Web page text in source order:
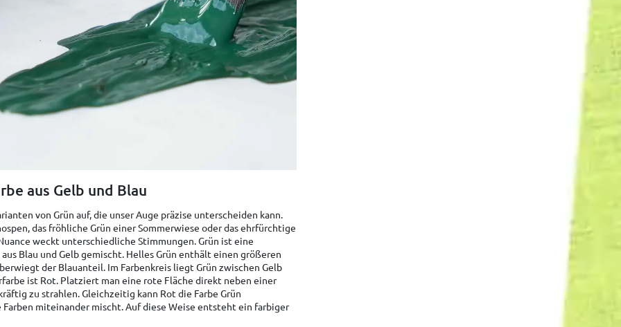
aus Gelb und Blau
von Grün auf, die unser Auge präzise unterscheiden kann.
das fröhliche Grün einer Sommerwiese oder das ehrfürchtige
weckt unterschiedliche Stimmungen. Grün ist eine
Blau und Gelb gemischt. Helles Grün enthält einen größeren
der Blauanteil. Im Farbenkreis liegt Grün zwischen Gelb
ist Rot. Platziert man eine rote Fläche direkt neben einer
zu strahlen. Gleichzeitig kann Rot die Farbe Grün
miteinander mischt. Auf diese Weise entsteht ein farbiger